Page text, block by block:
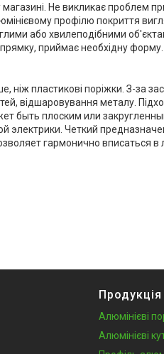
Не викликає проблем
профілю покриття
або хвилеподібними
приймає необхідну форму.
ніж пластикові поріжки. З-за
відшаровування металу.
быть плоским или
электрики. Четкий
гармонично вписаться
Алюмінієві
Алюмінієві